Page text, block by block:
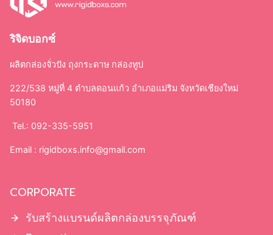
ริจิดบอกซ์
ผลิตกล่องจั่วปัง ถุงกระดาษ กล่องทูป
222/538 หมู่ที่ 4 ตำบลดอนแก้ว อำเภอแม่ริม จังหวัดเชียงใหม่
50180
Tel.: 092-335-5951
Email : rigidboxs.info@gmail.com
CORPORATE
รับสร้างแบรนด์ผลิตกล่องบรรจุภัณฑ์